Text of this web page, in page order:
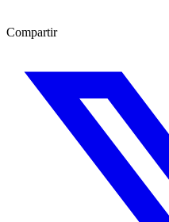
Compartir